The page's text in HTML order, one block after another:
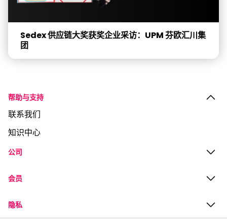
Sedex 供应链大奖获奖企业采访：UPM 芬欧汇川集
团
帮助与支持
联系我们
知识中心
公司
会员
隐私